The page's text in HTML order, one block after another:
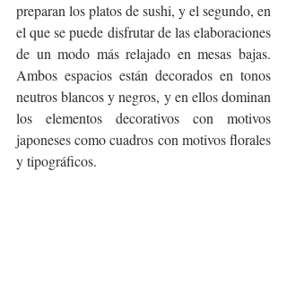
preparan los platos de sushi, y el segundo, en
el que se puede disfrutar de las elaboraciones
de un modo más relajado en mesas bajas.
Ambos espacios están decorados en tonos
neutros blancos y negros, y en ellos dominan
los elementos decorativos con motivos
japoneses como cuadros con motivos florales
y tipográficos.